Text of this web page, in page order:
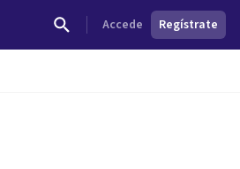
Accede Regístrate